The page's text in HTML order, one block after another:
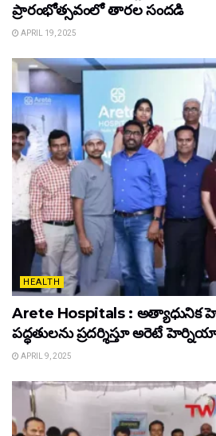
ప్రారంభోత్సవంలో తారల సందడి
APRIL 19, 2025
HEALTH
Arete Hospitals :
పద్ధతులను ప్రదర్శిస్తూ అరెటే
APRIL 9, 2025